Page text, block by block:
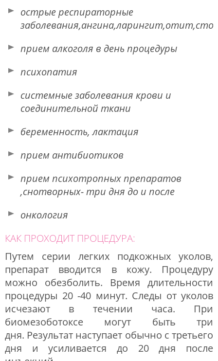
острые респираторные
прием алкоголя в день процедуры
психопатия
системные заболевания крови и
соединительной ткани
беременность, лактация
прием антибиотиков
прием психотропных препаратов
,снотворных- три дня до и после
онкология
КАК ПРОХОДИТ ПРОЦЕДУРА:
Путем серии легких подкожных уколов,
препарат вводится в кожу. Процедуру
можно обезболить. Время длительности
процедуры 20 -40 минут. Следы от уколов
исчезают в течении часа. При
биомезоботоксе могут быть три
дня. Результат наступает обычно с третьего
дня и усиливается до 20 дня после